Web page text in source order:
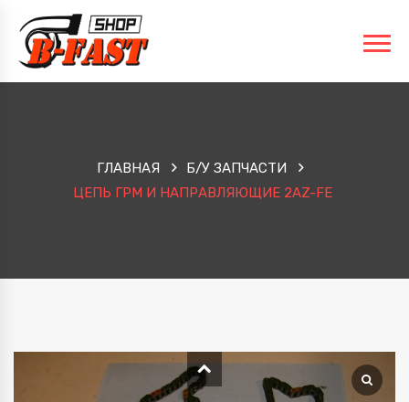
ГЛАВНАЯ
Б/У ЗАПЧАСТИ
ЦЕПЬ ГРМ И НАПРАВЛЯЮЩИЕ 2AZ-FE